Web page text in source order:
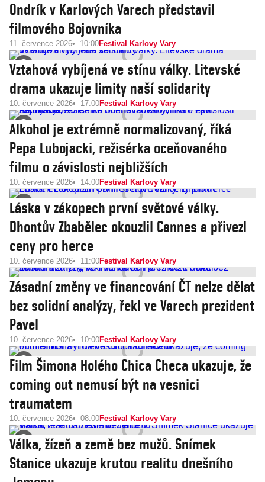
Ondrík v Karlových Varech představil
filmového Bojovníka
11. července 2026 10:00Festival Karlovy Vary
Vztahová vybíjená ve stínu války. Litevské
drama ukazuje limity naší solidarity
10. července 2026 17:00Festival Karlovy Vary
Alkohol je extrémně normalizovaný, říká
Pepa Lubojacki, režisérka oceňovaného
filmu o závislosti nejbližších
10. července 2026 14:00Festival Karlovy Vary
Láska v zákopech první světové války.
Dhontův Zbabělec okouzlil Cannes a přivezl
ceny pro herce
10. července 2026 11:00Festival Karlovy Vary
Zásadní změny ve financování ČT nelze dělat
bez solidní analýzy, řekl ve Varech prezident
Pavel
10. července 2026 10:00Festival Karlovy Vary
Film Šimona Holého Chica Checa ukazuje, že
coming out nemusí být na vesnici
traumatem
10. července 2026 08:00Festival Karlovy Vary
Válka, žízeň a země bez mužů. Snímek
Stanice ukazuje krutou realitu dnešního